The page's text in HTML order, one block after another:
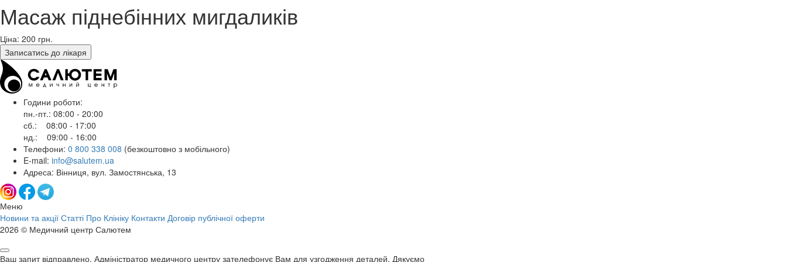
Масаж піднебінних мигдаликів
Ціна: 200 грн.
Записатись до лікаря
Години роботи:
пн.-пт.: 08:00 - 20:00
сб.: 08:00 - 17:00
нд.: 09:00 - 16:00
Телефони: 0 800 338 008 (безкоштовно з мобільного)
E-mail: info@salutem.ua
Адреса: Вінниця, вул. Замостянська, 13
Меню
Новини та акції Статті Про Клініку Контакти Договір публічної оферти
2026 © Медичний центр Салютем
Ваш запит відправлено. Адміністратор медичного центру зателефонує Вам для узгодження деталей. Дякуємо